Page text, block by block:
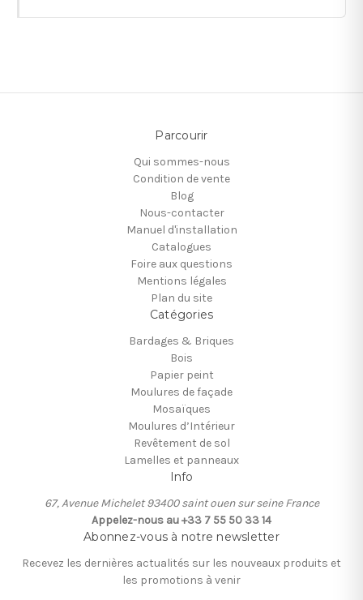
Parcourir
Qui sommes-nous
Condition de vente
Blog
Nous-contacter
Manuel d'installation
Catalogues
Foire aux questions
Mentions légales
Plan du site
Catégories
Bardages & Briques
Bois
Papier peint
Moulures de façade
Mosaïques
Moulures d’Intérieur
Revêtement de sol
Lamelles et panneaux
Info
67, Avenue Michelet 93400 saint ouen sur seine France
Appelez-nous au +33 7 55 50 33 14
Abonnez-vous à notre newsletter
Recevez les dernières actualités sur les nouveaux produits et
les promotions à venir